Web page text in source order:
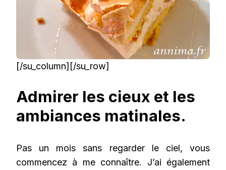
[/su_column][/su_row]
Admirer les cieux et les
ambiances matinales.
Pas un mois sans regarder le ciel, vous
commencez à me connaître. J’ai également